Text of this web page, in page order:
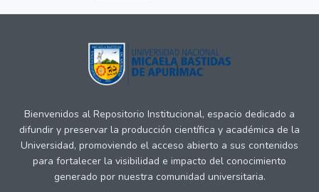
Bienvenidos al Repositorio Institucional, espacio dedicado a
difundir y preservar la producción científica y académica de la
Universidad, promoviendo el acceso abierto a sus contenidos
para fortalecer la visibilidad e impacto del conocimiento
generado por nuestra comunidad universitaria.